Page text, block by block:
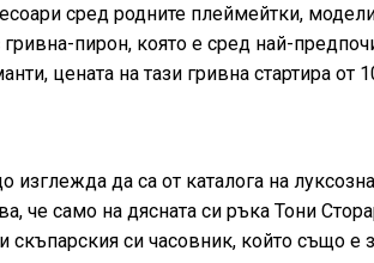
сред родните плеймейтки,
гривна-пирон, която е сред най-
цената на тази гривна стартира от
да са от каталога на
че само на дясната си ръка Тони
си часовник, който също е